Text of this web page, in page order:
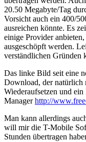
20.50 Megabyte/Tag
Vorsicht auch ein 400/
ausreichen könnte. Es
einige Provider
ausgeschöpft werden.
verständlichen Gründen
Das linke Bild seit eine
Download, der natürlich
Wiederaufsetzen und
Managerhttp://
Man kann allerdings
will mir die T-Mobile
Stunden übertragen